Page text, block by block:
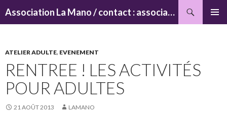
Association La Mano / contact : associationlamano@yahoo.fr
ATELIER ADULTE, EVENEMENT
RENTREE ! LES ACTIVITÉS
POUR ADULTES
21 AOÛT 2013 LAMANO